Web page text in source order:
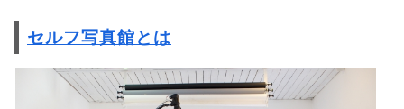
セルフ写真館とは